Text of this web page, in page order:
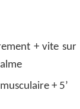
+ vite sur
+ 5’